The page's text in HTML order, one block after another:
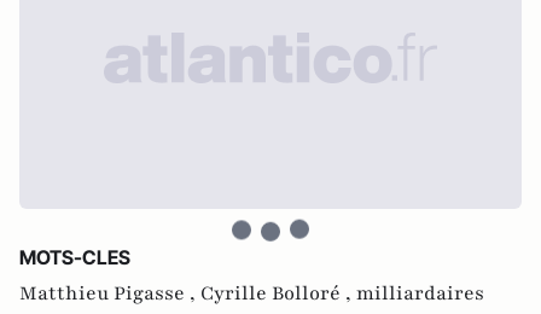
MOTS-CLES
Matthieu Pigasse , Cyrille Bolloré , milliardaires